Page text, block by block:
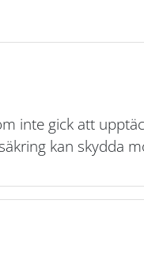
inte gick att
kan skydda